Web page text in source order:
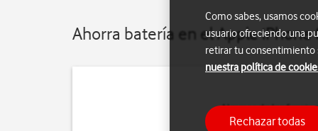
Ahorra batería en el Apple iPhone
Algunas de las
Como sabes, usamos
usuario ofreciendo una
retirar tu consentimiento
nuestra política de
Rechazar todas